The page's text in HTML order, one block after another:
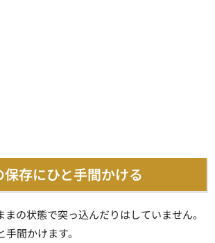
存にひと手間かける
の状態で突っ込んだりはしていません。
間かけます。